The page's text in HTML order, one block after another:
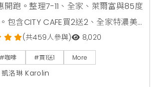
跑。整理7-11、全家、萊爾富與85度
包含CITY CAFE買2送2、全家特濃美
奶茶第2杯35折等限時活動。掌握超商
幫助上班族輕鬆應對收假症候群，享
補給。
(共459人參與) 8,020
#咖啡 #買1送1 More
洛琳 Karolin